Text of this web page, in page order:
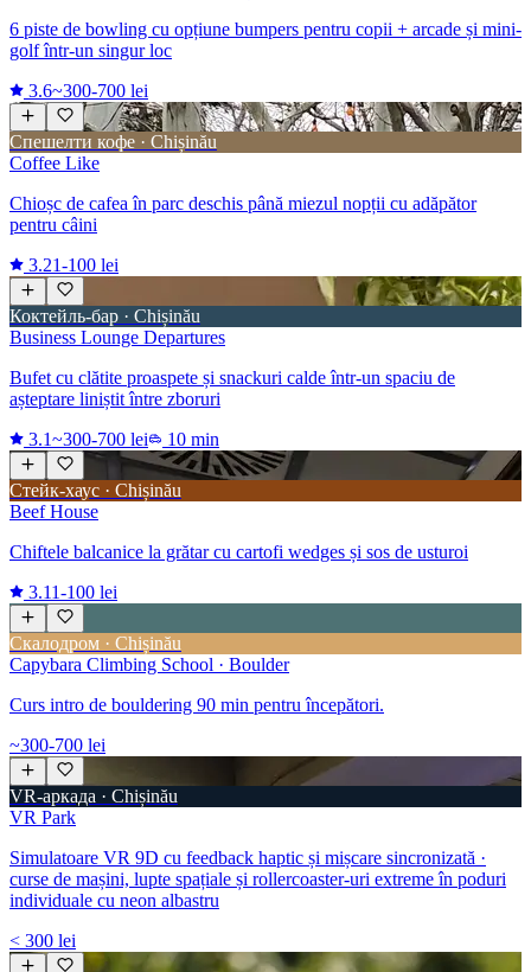
6 piste de bowling cu opțiune bumpers pentru copii + arcade și mini-
golf într-un singur loc
3.6~300-700 lei
Спешелти кофе · Chișinău
Coffee Like
Chioșc de cafea în parc deschis până miezul nopții cu adăpător
pentru câini
3.21-100 lei
Коктейль-бар · Chișinău
Business Lounge Departures
Bufet cu clătite proaspete și snackuri calde într-un spaciu de
așteptare liniștit între zboruri
3.1~300-700 lei 10 min
Стейк-хаус · Chișinău
Beef House
Chiftele balcanice la grătar cu cartofi wedges și sos de usturoi
3.11-100 lei
Скалодром · Chișinău
Capybara Climbing School · Boulder
Curs intro de bouldering 90 min pentru începători.
~300-700 lei
VR-аркада · Chișinău
VR Park
Simulatoare VR 9D cu feedback haptic și mișcare sincronizată ·
curse de mașini, lupte spațiale și rollercoaster-uri extreme în poduri
individuale cu neon albastru
< 300 lei